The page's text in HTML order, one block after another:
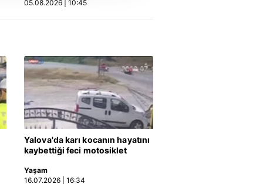
detaylı bilgi için Ayarlar
ve sitemizde ilgili
05.08.2026 | 10:45
Yalova'da karı kocanın hayatını
kaybettiği feci motosiklet
yansıdı | Video
Yaşam
16.07.2026 | 16:34